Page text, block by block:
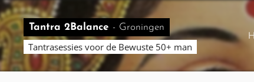
Tantra 2Balance - Groningen
Tantrasessies voor de Bewuste 50+ man